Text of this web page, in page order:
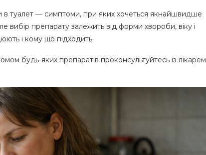
в туалет — симптоми, при яких хочеться якнайшвидше
вибір препарату залежить від форми хвороби, віку і
і кому що підходить.
будь-яких препаратів проконсультуйтесь із лікарем